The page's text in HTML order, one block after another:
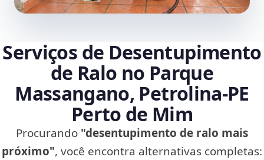
Serviços de Desentupimento
de Ralo no Parque
Massangano, Petrolina‑PE
Perto de Mim
Procurando "desentupimento de ralo mais
próximo", você encontra alternativas completas: